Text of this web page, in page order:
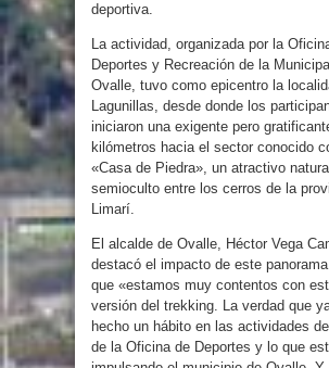
deportiva.
La actividad, organizada por la
Deportes y Recreación de la
Ovalle, tuvo como epicentro la
Lagunillas, desde donde los
iniciaron una exigente pero
kilómetros hacia el sector conocido
«Casa de Piedra», un atractivo natural
semioculto entre los cerros de la
Limarí.
El alcalde de Ovalle, Héctor Vega
destacó el impacto de este
que «estamos muy contentos con
versión del trekking. La verdad que
hecho un hábito en las actividades
de la Oficina de Deportes y lo que